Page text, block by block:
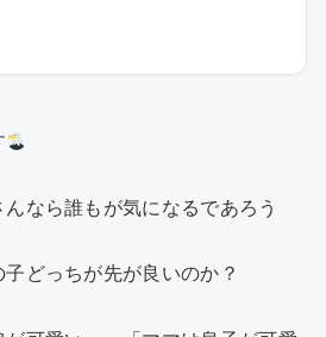
なら誰もが気になるであろう
どっちが先が良いのか？